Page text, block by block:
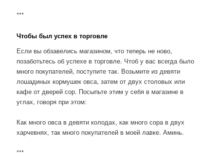
***
Чтобы был успех в торговле
Если вы обзавелись магазином, что теперь не ново,
позаботьтесь об успехе в торговле. Чтоб у вас всегда было
много покупателей, поступите так. Возьмите из девяти
лошадиных кормушек овса, затем от двух столовых или
кафе от дверей сор. Посыпьте этим у себя в магазине в
углах, говоря при этом:
Как много овса в девяти колодах, как много сора в двух
харчевнях, так много покупателей в моей лавке. Аминь.
***